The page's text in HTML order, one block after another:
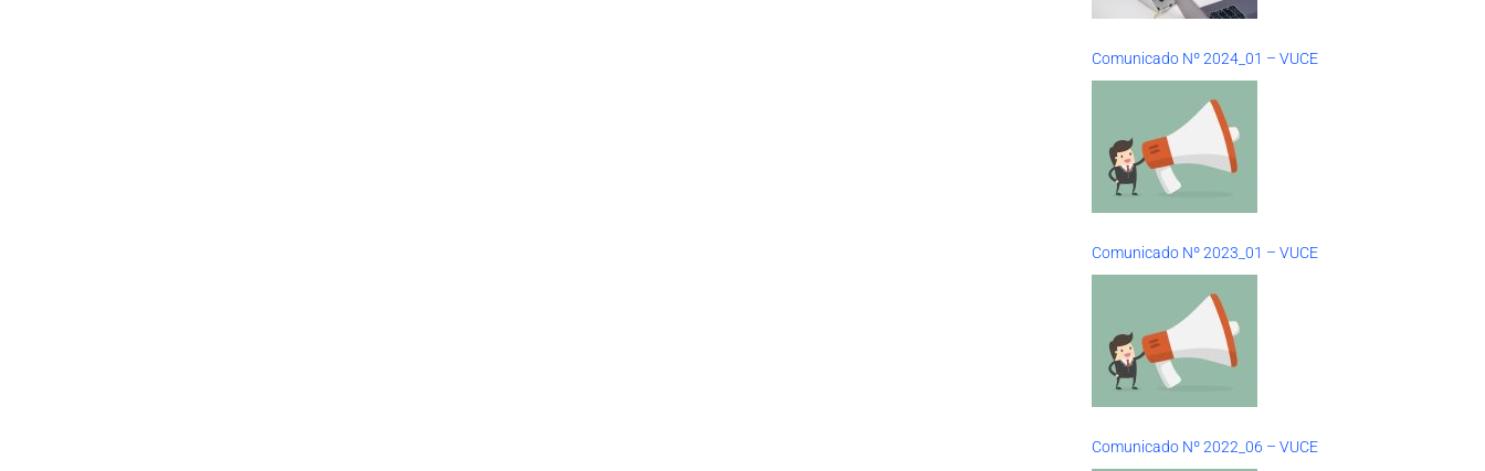
Comunicado Nº 2024_01 – VUCE
Comunicado Nº 2023_01 – VUCE
Comunicado Nº 2022_06 – VUCE